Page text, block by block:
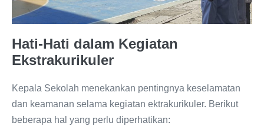
Hati-Hati dalam Kegiatan
Ekstrakurikuler
Kepala Sekolah menekankan pentingnya keselamatan
dan keamanan selama kegiatan ektrakurikuler. Berikut
beberapa hal yang perlu diperhatikan: